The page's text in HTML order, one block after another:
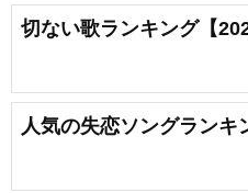
切ない歌ランキング【
人気の失恋ソングランキ